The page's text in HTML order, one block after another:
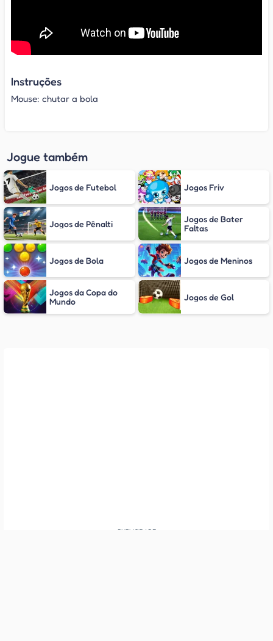
Instruções
Mouse: chutar a bola
Jogue também
Jogos de Futebol Jogos Friv
Jogos de Pênalti
Jogos de Bater
Faltas
Jogos de Bola Jogos de Meninos
Jogos da Copa do
Mundo
Jogos de Gol